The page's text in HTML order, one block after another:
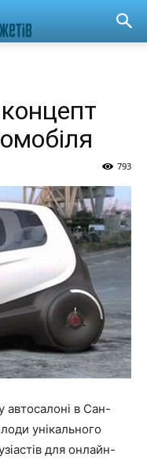
793
в Сан-
унікального
для онлайн-